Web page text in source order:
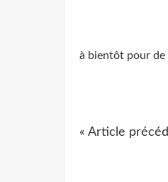
à bientôt pour de
« Article